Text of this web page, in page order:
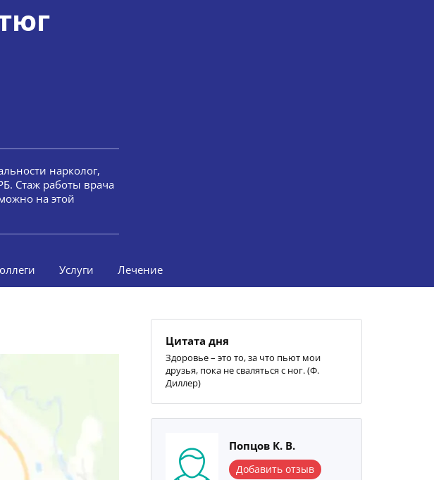
нарколог,
Стаж работы врача
на этой
Услуги Лечение
Цитата дня
Здоровье – это то, за что пьют мои
друзья, пока не сваляться с ног. (Ф.
Диллер)
Попцов К. В.
Добавить отзыв